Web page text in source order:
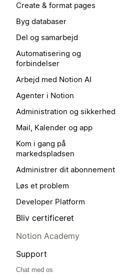
Create & format pages
Byg databaser
Del og samarbejd
Automatisering og
forbindelser
Arbejd med Notion AI
Agenter i Notion
Administration og sikkerhed
Mail, Kalender og app
Kom i gang på
markedspladsen
Administrer dit abonnement
Løs et problem
Developer Platform
Bliv certificeret
Notion Academy
Support
Chat med os